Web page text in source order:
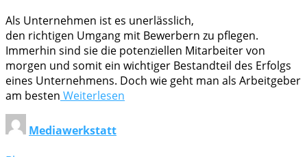
Als Unternehmen ist es unerlässlich,
den richtigen Umgang mit Bewerbern zu pflegen.
Immerhin sind sie die potenziellen Mitarbeiter von
morgen und somit ein wichtiger Bestandteil des Erfolgs
eines Unternehmens. Doch wie geht man als Arbeitgeber
am besten Weiterlesen
Mediawerkstatt